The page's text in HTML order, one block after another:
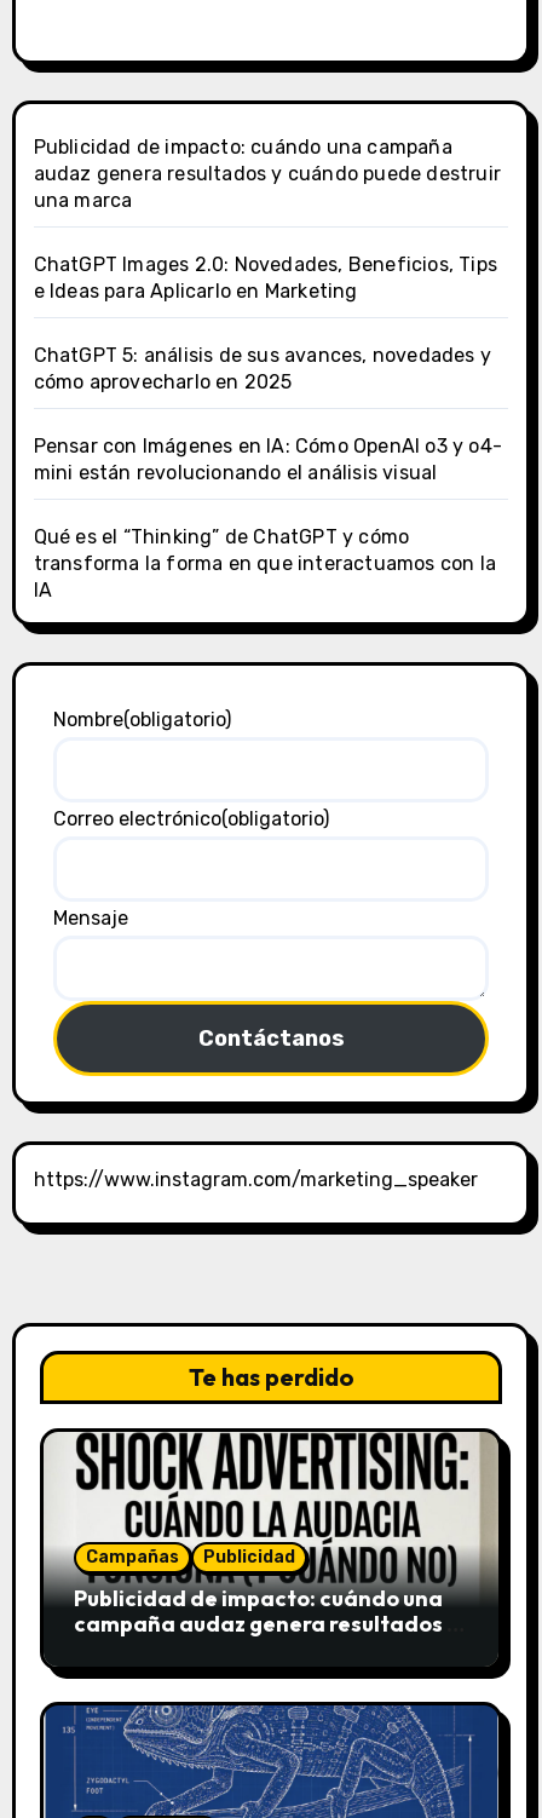
Publicidad de impacto: cuándo una campaña
audaz genera resultados y cuándo puede destruir
una marca
ChatGPT Images 2.0: Novedades, Beneficios, Tips
e Ideas para Aplicarlo en Marketing
ChatGPT 5: análisis de sus avances, novedades y
cómo aprovecharlo en 2025
Pensar con Imágenes en IA: Cómo OpenAI o3 y o4-
mini están revolucionando el análisis visual
Qué es el “Thinking” de ChatGPT y cómo
transforma la forma en que interactuamos con la
IA
Nombre(obligatorio)
Correo electrónico(obligatorio)
Mensaje
Contáctanos
https://www.instagram.com/marketing_speaker
Te has perdido
Campañas Publicidad
Publicidad de impacto: cuándo una
campaña audaz genera resultados y